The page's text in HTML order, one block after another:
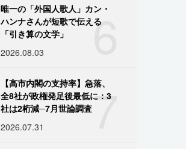
6
唯一の「外国人歌人」カン・
ハンナさんが短歌で伝える
「引き算の文学」
2026.08.03
7
【高市内閣の支持率】急落、
全8社が政権発足後最低に：3
社は2桁減─7月世論調査
2026.07.31